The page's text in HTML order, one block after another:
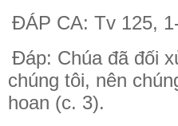
ĐÁP CA: Tv 125,
Đáp: Chúa đã đối
chúng tôi, nên
hoan (c. 3).